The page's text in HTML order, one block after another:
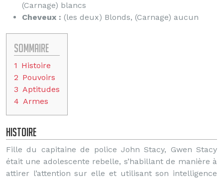
(Carnage) blancs
Cheveux : (les deux) Blonds, (Carnage) aucun
Sommaire
1 Histoire
2 Pouvoirs
3 Aptitudes
4 Armes
Histoire
Fille du capitaine de police John Stacy, Gwen Stacy
était une adolescente rebelle, s’habillant de manière à
attirer l’attention sur elle et utilisant son intelligence